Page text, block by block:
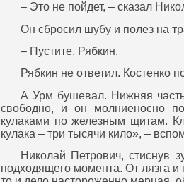
– Это не пойдет, – сказал
Он сбросил шубу и полез на
– Пустите, Рябкин.
Рябкин не ответил. Костенко
А Урм бушевал. Нижняя
свободно, и он молниеносно
кулаками по железным щитам.
кулака – три тысячи кило», –
Николай Петрович, стиснув
подходящего момента. От лязга и